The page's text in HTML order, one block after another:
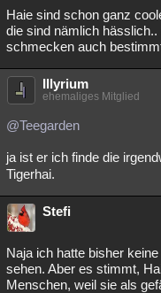
Haie sind schon ganz
die sind nämlich
schmecken auch
Illyrium
ehemaliges Mitglied
@Teegarden
ja ist er ich finde die
Tigerhai.
Stefi
Naja ich hatte bisher
sehen. Aber es stimmt,
Menschen, weil sie als